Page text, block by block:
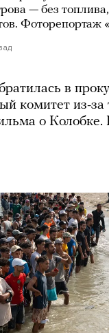
— без
Фоторепортаж
в
комитет из-за
о Колобке.